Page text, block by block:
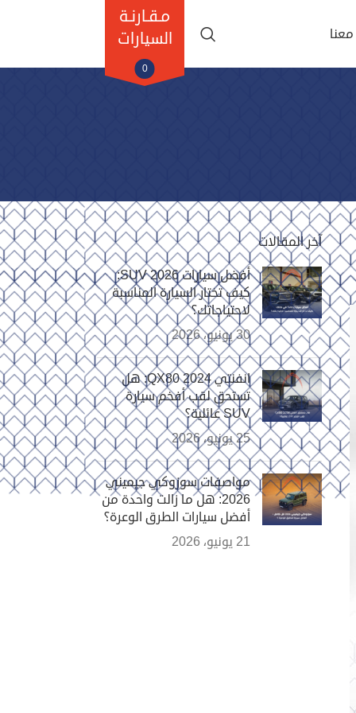
مـقـارنـة
السيارات
0
آخر المقالات
أفضل سيارات SUV 2026:
كيف تختار السيارة المناسبة
لاحتياجاتك؟
30 يونيو، 2026
انفنتي QX80 2024: هل
تستحق لقب أفخم سيارة
SUV عائلية؟
25 يونيو، 2026
مواصفات سوزوكي جيميني
2026: هل ما زالت واحدة من
أفضل سيارات الطرق الوعرة؟
21 يونيو، 2026